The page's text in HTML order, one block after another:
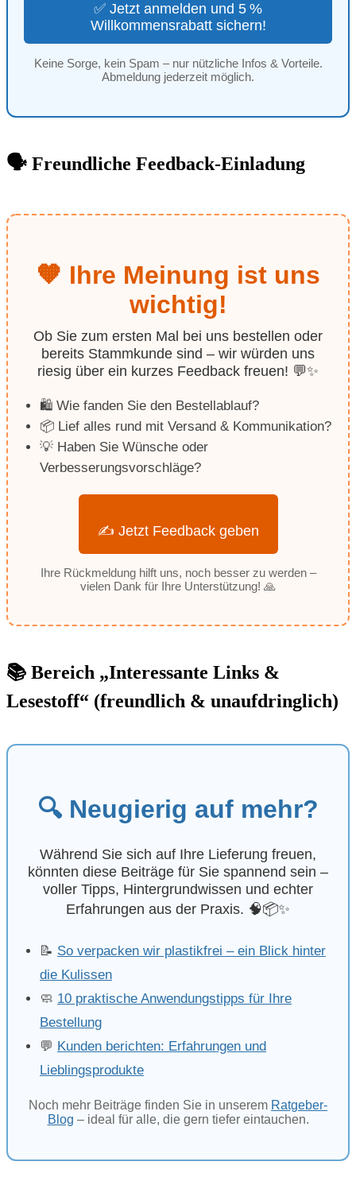
✅ Jetzt anmelden und 5 %
Willkommensrabatt sichern!
Keine Sorge, kein Spam – nur nützliche Infos & Vorteile.
Abmeldung jederzeit möglich.
🗣️ Freundliche Feedback-Einladung
🧡 Ihre Meinung ist uns
wichtig!
Ob Sie zum ersten Mal bei uns bestellen oder
bereits Stammkunde sind – wir würden uns
riesig über ein kurzes Feedback freuen! 💬✨
🛍️ Wie fanden Sie den Bestellablauf?
📦 Lief alles rund mit Versand & Kommunikation?
💡 Haben Sie Wünsche oder
Verbesserungsvorschläge?
✍️ Jetzt Feedback geben
Ihre Rückmeldung hilft uns, noch besser zu werden –
vielen Dank für Ihre Unterstützung! 🙏
📚 Bereich „Interessante Links &
Lesestoff“ (freundlich & unaufdringlich)
🔍 Neugierig auf mehr?
Während Sie sich auf Ihre Lieferung freuen,
könnten diese Beiträge für Sie spannend sein –
voller Tipps, Hintergrundwissen und echter
Erfahrungen aus der Praxis. 🧠📦✨
📝 So verpacken wir plastikfrei – ein Blick hinter
die Kulissen
🧼 10 praktische Anwendungstipps für Ihre
Bestellung
💬 Kunden berichten: Erfahrungen und
Lieblingsprodukte
Noch mehr Beiträge finden Sie in unserem Ratgeber-
Blog – ideal für alle, die gern tiefer eintauchen.